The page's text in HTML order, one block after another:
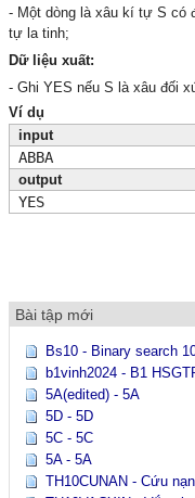
- Một dòng là xâu kí tự S có
tự la tinh;
Dữ liệu xuất:
- Ghi YES nếu S là xâu đối
Ví dụ
input
ABBA
output
YES
Bài tập mới
Bs10 - Binary search
b1vinh2024 - B1
5A(edited) - 5A
5D - 5D
5C - 5C
5A - 5A
TH10CUNAN - Cứu nạn